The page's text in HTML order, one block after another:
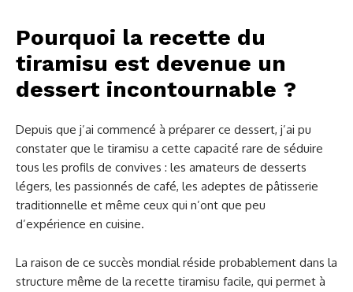
Pourquoi la recette du
tiramisu est devenue un
dessert incontournable ?
Depuis que j’ai commencé à préparer ce dessert, j’ai pu
constater que le tiramisu a cette capacité rare de séduire
tous les profils de convives : les amateurs de desserts
légers, les passionnés de café, les adeptes de pâtisserie
traditionnelle et même ceux qui n’ont que peu
d’expérience en cuisine.
La raison de ce succès mondial réside probablement dans la
structure même de la recette tiramisu facile, qui permet à